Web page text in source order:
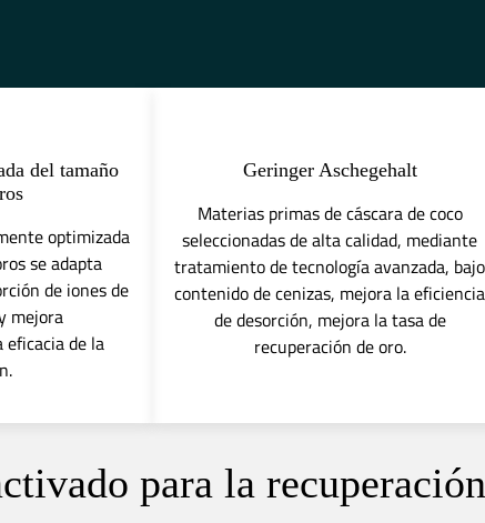
del tamaño
optimizada
se adapta
de iones de
mejora
de la
Geringer Aschegehalt
Materias primas de cáscara de coco
seleccionadas de alta calidad, mediante
tratamiento de tecnología avanzada, bajo
contenido de cenizas, mejora la eficiencia
de desorción, mejora la tasa de
recuperación de oro.
para la